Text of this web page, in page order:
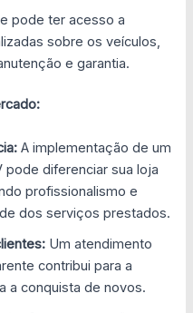
pode ter acesso a
sobre os veículos,
e garantia.
A implementação de um
diferenciar sua loja
profissionalismo e
dos serviços prestados.
Um atendimento
contribui para a
a conquista de novos.